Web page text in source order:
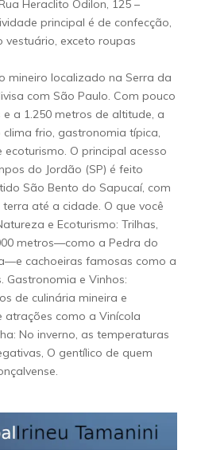
Heraclito Odilon, 125 –
principal é de confecção,
vestuário, exceto roupas
mineiro localizado na Serra da
com São Paulo. Com pouco
a 1.250 metros de altitude, a
frio, gastronomia típica,
O principal acesso
do Jordão (SP) é feito
São Bento do Sapucaí, com
até a cidade. O que você
e Ecoturismo: Trilhas,
metros—como a Pedra do
cachoeiras famosas como a
Gastronomia e Vinhos:
de culinária mineira e
atrações como a Vinícola
No inverno, as temperaturas
O gentílico de quem